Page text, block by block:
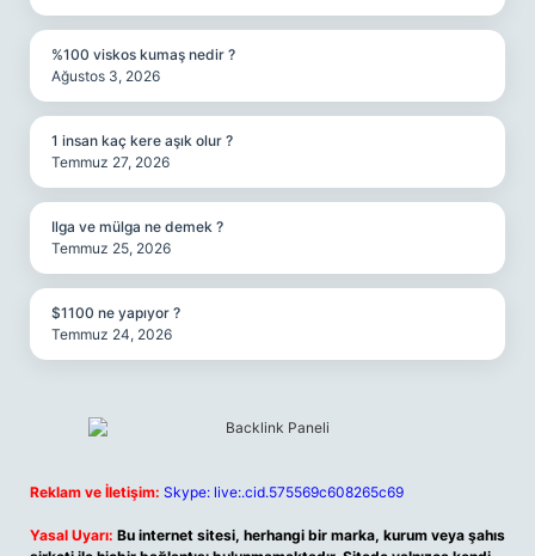
%100 viskos kumaş nedir ?
Ağustos 3, 2026
1 insan kaç kere aşık olur ?
Temmuz 27, 2026
Ilga ve mülga ne demek ?
Temmuz 25, 2026
$1100 ne yapıyor ?
Temmuz 24, 2026
Reklam ve İletişim: Skype: live:.cid.575569c608265c69
Yasal Uyarı: Bu internet sitesi, herhangi bir marka, kurum veya şahıs